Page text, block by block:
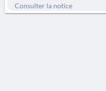
Consulter la notice